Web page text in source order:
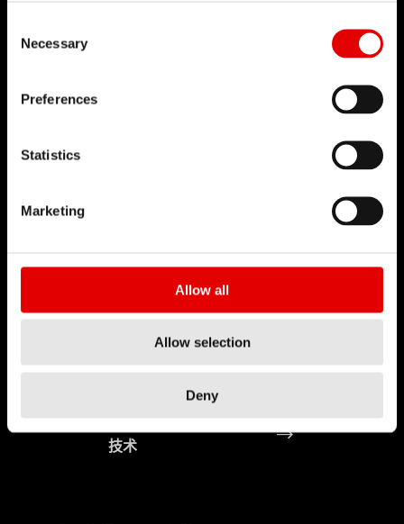
Necessary
Preferences
Statistics
Marketing
Allow all
Allow selection
Deny
开发流程而努力。我们的理念是透过内部研发的技术
辐条制造
技术